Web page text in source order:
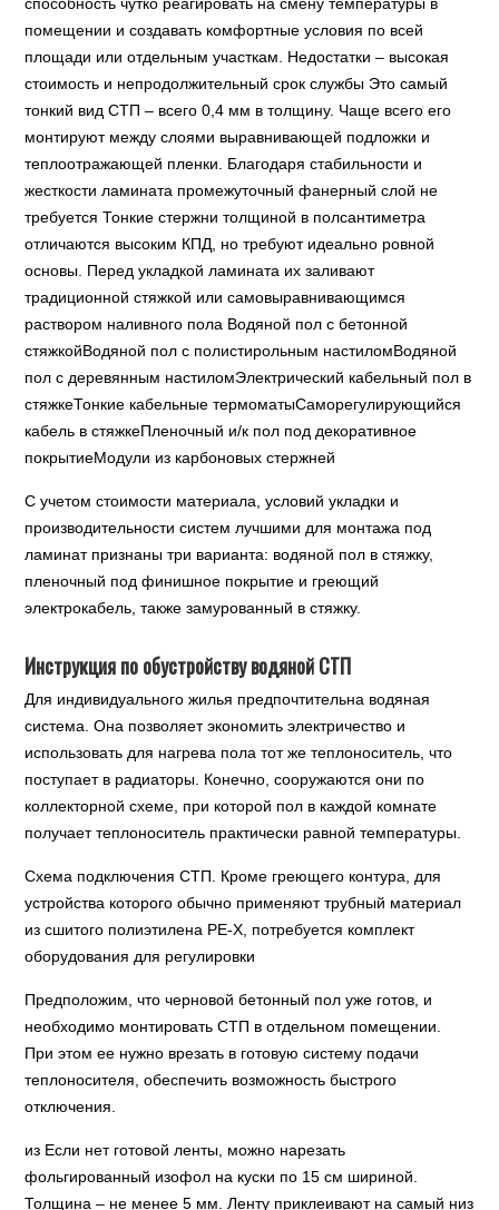
помещении и создавать комфортные условия по всей
площади или отдельным участкам. Недостатки – высокая
стоимость и непродолжительный срок службы Это самый
тонкий вид СТП – всего 0,4 мм в толщину. Чаще всего его
монтируют между слоями выравнивающей подложки и
теплоотражающей пленки. Благодаря стабильности и
жесткости ламината промежуточный фанерный слой не
требуется Тонкие стержни толщиной в полсантиметра
отличаются высоким КПД, но требуют идеально ровной
основы. Перед укладкой ламината их заливают
традиционной стяжкой или самовыравнивающимся
раствором наливного пола Водяной пол с бетонной
стяжкойВодяной пол с полистирольным настиломВодяной
пол с деревянным настиломЭлектрический кабельный пол в
стяжкеТонкие кабельные термоматыСаморегулирующийся
кабель в стяжкеПленочный и/к пол под декоративное
покрытиеМодули из карбоновых стержней
С учетом стоимости материала, условий укладки и
производительности систем лучшими для монтажа под
ламинат признаны три варианта: водяной пол в стяжку,
пленочный под финишное покрытие и греющий
электрокабель, также замурованный в стяжку.
Инструкция по обустройству водяной СТП
Для индивидуального жилья предпочтительна водяная
система. Она позволяет экономить электричество и
использовать для нагрева пола тот же теплоноситель, что
поступает в радиаторы. Конечно, сооружаются они по
коллекторной схеме, при которой пол в каждой комнате
получает теплоноситель практически равной температуры.
Схема подключения СТП. Кроме греющего контура, для
устройства которого обычно применяют трубный материал
из сшитого полиэтилена PE-X, потребуется комплект
оборудования для регулировки
Предположим, что черновой бетонный пол уже готов, и
необходимо монтировать СТП в отдельном помещении.
При этом ее нужно врезать в готовую систему подачи
теплоносителя, обеспечить возможность быстрого
отключения.
из Если нет готовой ленты, можно нарезать
фольгированный изофол на куски по 15 см шириной.
Толщина – не менее 5 мм. Ленту приклеивают на самый низ